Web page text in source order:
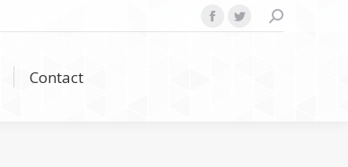
Facebook
TwitterSearch:
Contact
Contact